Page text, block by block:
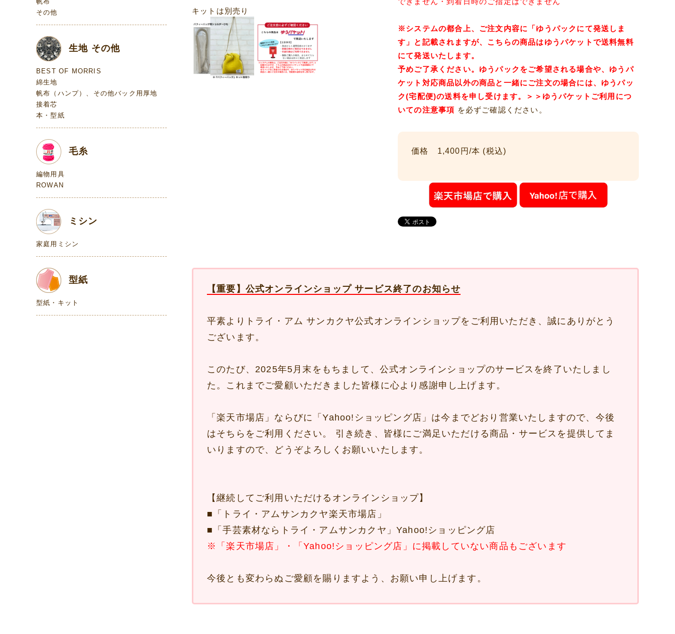
キットは別売り
※システムの都合上、ご注文内容に「ゆうパックにて発送しま
す」と 記載されますが、こちらの商品はゆうパケットで送料無料
にて発送いたします。
予めご了承ください。 ゆうパックをご希望される場合や、ゆうパ
ケット対応商品以外の商品と一緒にご注文の場合には、ゆうパッ
ク(宅配便)の送料を申し受けます。 ＞＞ ゆうパケットご利用につ
いての注意事項 を必ずご確認ください。
価格 1,400円/本 (税込)
【重要】公式オンラインショップ サービス終了のお知らせ
平素よりトライ・アム サンカクヤ公式オンラインショップをご利用いただき、誠にありがとう
ございます。
このたび、2025年5月末をもちまして、公式オンラインショップのサービスを終了いたしまし
た。これまでご愛顧いただきました皆様に心より感謝申し上げます。
「楽天市場店」ならびに「Yahoo!ショッピング店」は今までどおり営業いたしますので、今後
はそちらをご利用ください。 引き続き、皆様にご満足いただける商品・サービスを提供してま
いりますので、どうぞよろしくお願いいたします。
【継続してご利用いただけるオンラインショップ】
■ 「トライ・アムサンカクヤ楽天市場店」
■ 「手芸素材ならトライ・アムサンカクヤ」Yahoo!ショッピング店
※「楽天市場店」・「Yahoo!ショッピング店」に掲載していない商品もございます
今後とも変わらぬご愛顧を賜りますよう、お願い申し上げます。
その他
生地 その他
BEST OF MORRIS
綿生地
帆布（ハンプ）、その他バック用厚地
接着芯
本・型紙
毛糸
編物用具
ROWAN
ミシン
家庭用ミシン
型紙
型紙・キット